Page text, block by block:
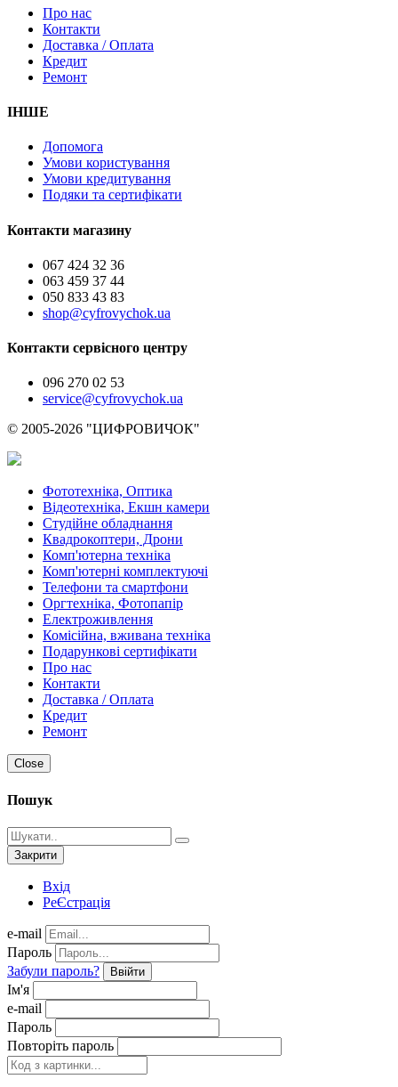
Про нас
Контакти
Доставка / Оплата
Кредит
Ремонт
ІНШЕ
Допомога
Умови користування
Умови кредитування
Подяки та сертифікати
Контакти магазину
067 424 32 36
063 459 37 44
050 833 43 83
shop@cyfrovychok.ua
Контакти сервісного центру
096 270 02 53
service@cyfrovychok.ua
© 2005-2026 "ЦИФРОВИЧОК"
Фототехніка, Оптика
Відеотехніка, Екшн камери
Студійне обладнання
Квадрокоптери, Дрони
Комп'ютерна техніка
Комп'ютерні комплектуючі
Телефони та смартфони
Оргтехніка, Фотопапір
Електроживлення
Комісійна, вживана техніка
Подарункові сертифікати
Про нас
Контакти
Доставка / Оплата
Кредит
Ремонт
Close
Пошук
Закрити
Вхід
РеЄстрація
e-mail
Пароль
Забули пароль?
Ввійти
Ім'я
e-mail
Пароль
Повторіть пароль